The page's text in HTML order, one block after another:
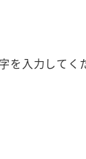
を入力してく